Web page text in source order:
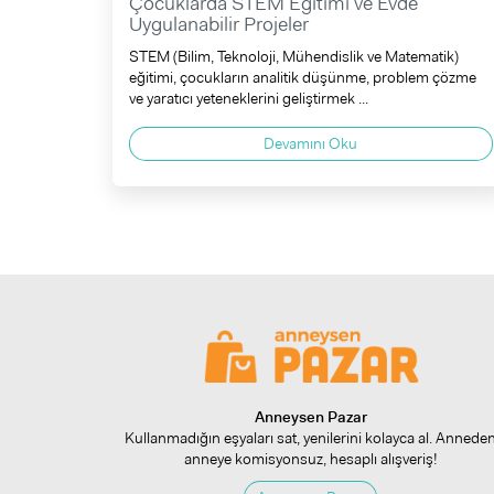
Uygulanabilir Projeler
STEM (Bilim, Teknoloji, Mühendislik ve Matematik)
eğitimi, çocukların analitik düşünme, problem çözme
ve yaratıcı yeteneklerini geliştirmek ...
Devamını Oku
Anneysen Pazar
Kullanmadığın eşyaları sat, yenilerini kolayca al.
anneye komisyonsuz, hesaplı alışveriş!